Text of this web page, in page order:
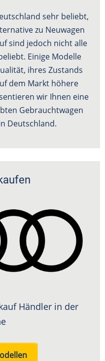
sehr beliebt,
zu Neuwagen
sind jedoch nicht alle
Einige Modelle
ihres Zustands
dem Markt höhere
wir Ihnen eine
Gebrauchtwagen
Deutschland.
Händler in der